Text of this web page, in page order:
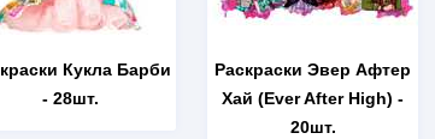
Кукла Барби
- 28шт.
Раскраски Эвер Афтер
Хай (Ever After High) -
20шт.